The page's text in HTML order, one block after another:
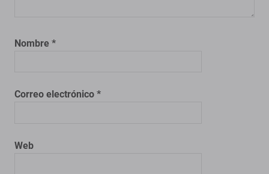
Nombre *
Correo electrónico *
Web